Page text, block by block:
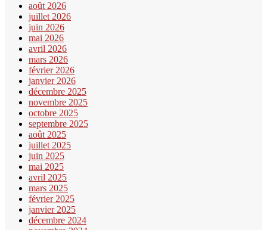
août 2026
juillet 2026
juin 2026
mai 2026
avril 2026
mars 2026
février 2026
janvier 2026
décembre 2025
novembre 2025
octobre 2025
septembre 2025
août 2025
juillet 2025
juin 2025
mai 2025
avril 2025
mars 2025
février 2025
janvier 2025
décembre 2024